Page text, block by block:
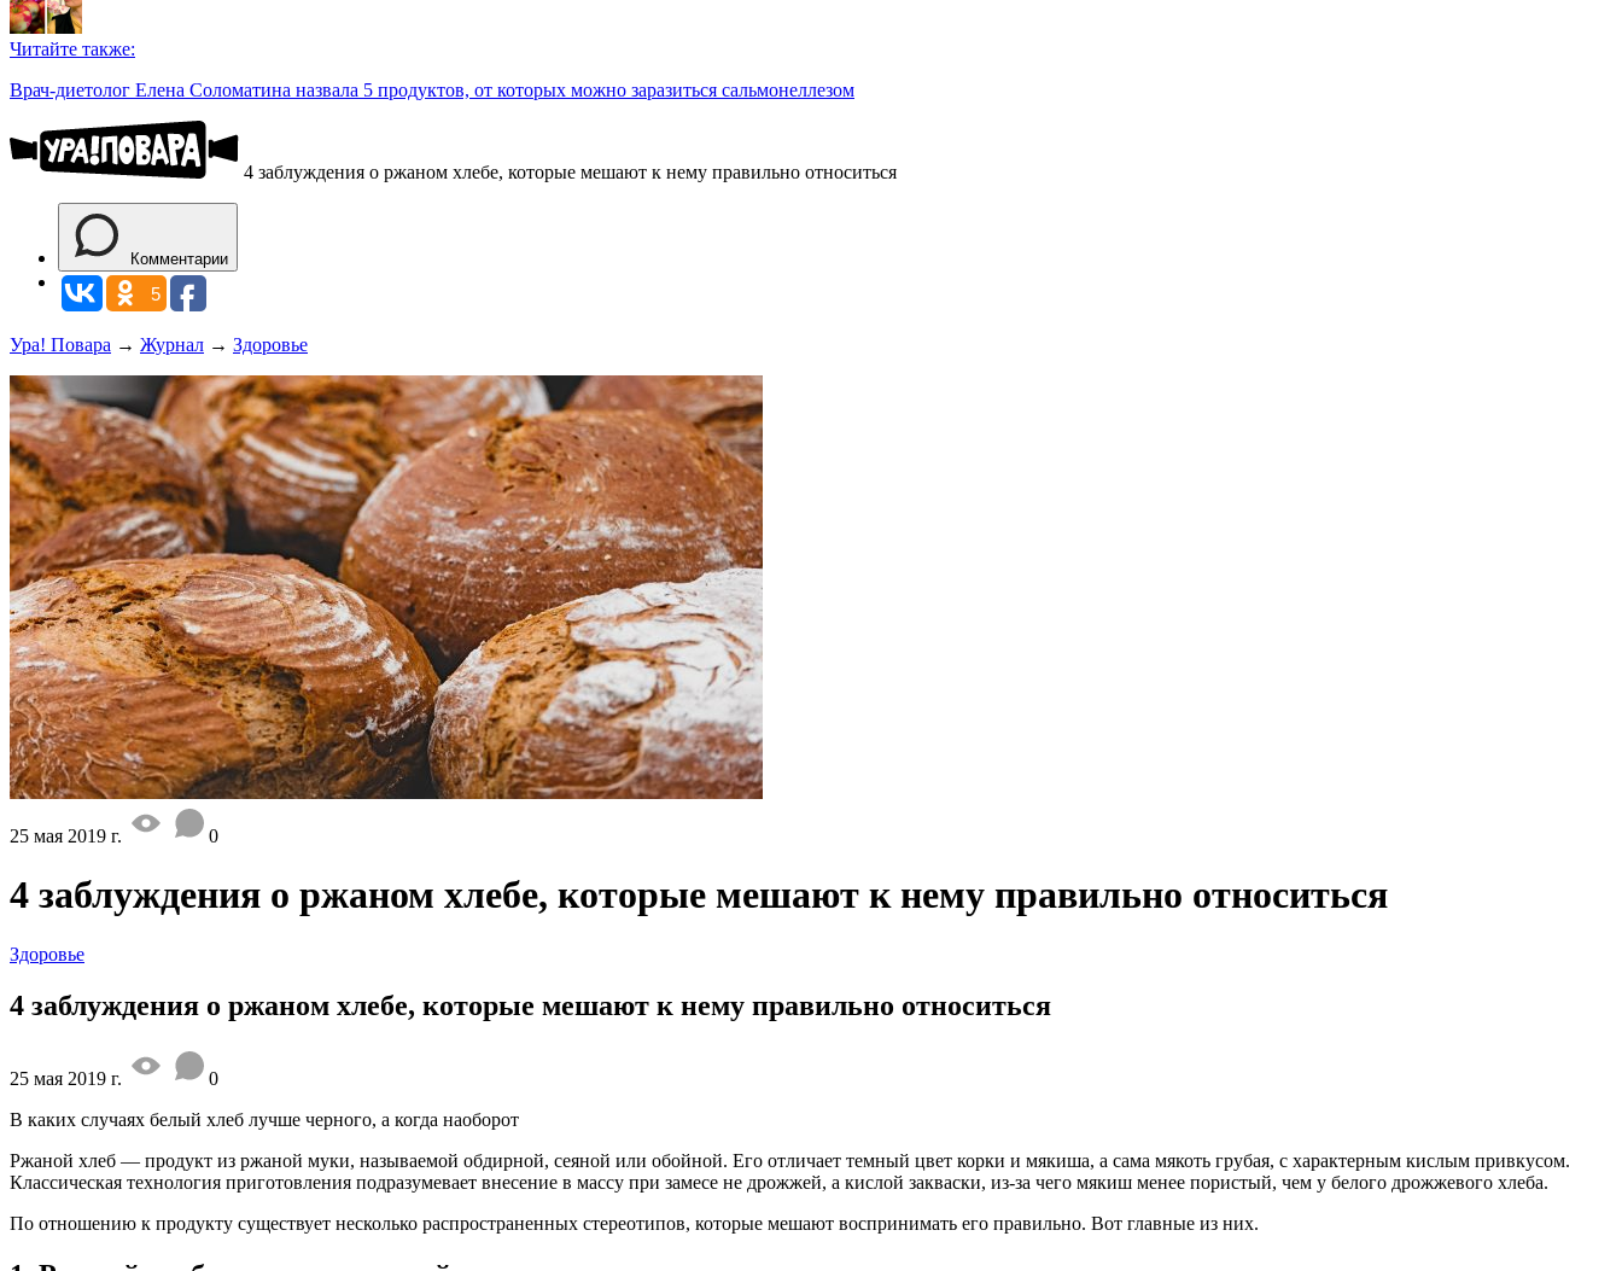
Читайте также:
Врач-диетолог Елена Соломатина назвала 5 продуктов, от которых можно заразиться сальмонеллезом
4 заблуждения о ржаном хлебе, которые мешают к нему правильно относиться
Комментарии
5
Ура! Повара → Журнал → Здоровье
25 мая 2019 г. 0
4 заблуждения о ржаном хлебе, которые мешают к нему правильно относиться
Здоровье
4 заблуждения о ржаном хлебе, которые мешают к нему правильно относиться
25 мая 2019 г.
0
В каких случаях белый хлеб лучше черного, а когда наоборот
Ржаной хлеб — продукт из ржаной муки, называемой обдирной, сеяной или обойной. Его отличает темный цвет корки и мякиша, а сама мякоть грубая, с характерным кислым привкусом.
Классическая технология приготовления подразумевает внесение в массу при замесе не дрожжей, а кислой закваски, из-за чего мякиш менее пористый, чем у белого дрожжевого хлеба.
По отношению к продукту существует несколько распространенных стереотипов, которые мешают воспринимать его правильно. Вот главные из них.